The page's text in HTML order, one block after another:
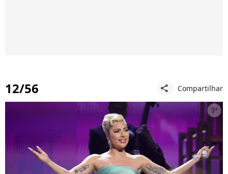
12/56 share Compartilhar